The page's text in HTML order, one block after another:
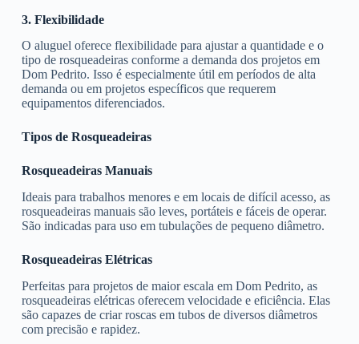
3. Flexibilidade
O aluguel oferece flexibilidade para ajustar a quantidade e o
tipo de rosqueadeiras conforme a demanda dos projetos em
Dom Pedrito. Isso é especialmente útil em períodos de alta
demanda ou em projetos específicos que requerem
equipamentos diferenciados.
Tipos de Rosqueadeiras
Rosqueadeiras Manuais
Ideais para trabalhos menores e em locais de difícil acesso, as
rosqueadeiras manuais são leves, portáteis e fáceis de operar.
São indicadas para uso em tubulações de pequeno diâmetro.
Rosqueadeiras Elétricas
Perfeitas para projetos de maior escala em Dom Pedrito, as
rosqueadeiras elétricas oferecem velocidade e eficiência. Elas
são capazes de criar roscas em tubos de diversos diâmetros
com precisão e rapidez.